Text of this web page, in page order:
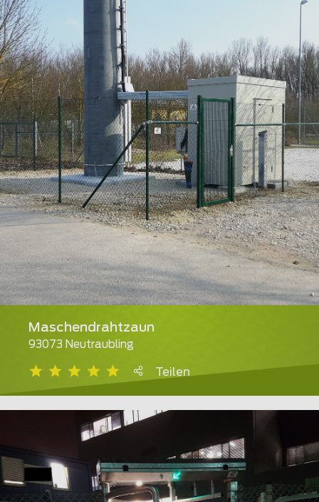
Maschendrahtzaun
93073 Neutraubling
Teilen